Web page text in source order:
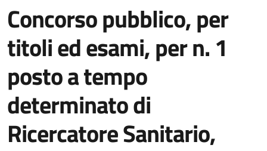
Concorso pubblico, per
titoli ed esami, per n. 1
posto a tempo
determinato di
Ricercatore Sanitario,